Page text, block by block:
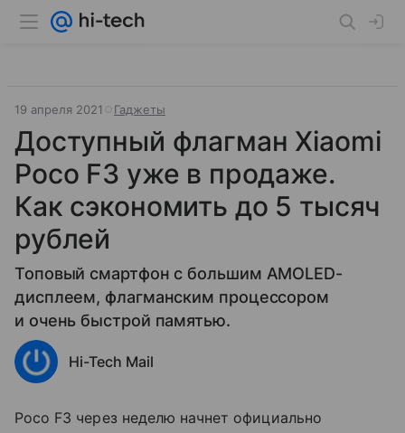
19 апреля 2021 Гаджеты
Доступный флагман Xiaomi
Poco F3 уже в продаже.
Как сэкономить до 5 тысяч
рублей
Топовый смартфон с большим AMOLED-
дисплеем, флагманским процессором
и очень быстрой памятью.
Hi-Tech Mail
Poco F3 через неделю начнет официально